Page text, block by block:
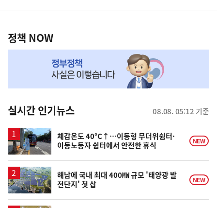
영
책
NOW,
뉴
스
정책 NOW
실시간 인기뉴스 08.08. 05:12 기준
체감온도 40°C↑…이동형 무더위쉼터·
이동노동자 쉼터에서 안전한 휴식
NEW
해남에 국내 최대 400㎿ 규모 '태양광 발
전단지' 첫 삽
NEW